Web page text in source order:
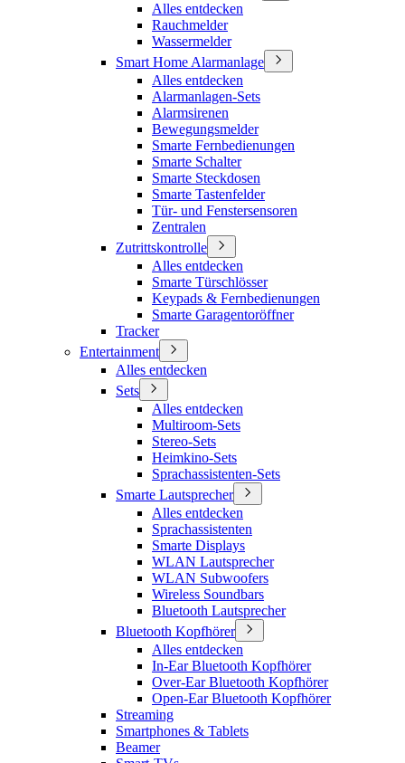
Alles entdecken
Rauchmelder
Wassermelder
Smart Home Alarmanlage
Alles entdecken
Alarmanlagen-Sets
Alarmsirenen
Bewegungsmelder
Smarte Fernbedienungen
Smarte Schalter
Smarte Steckdosen
Smarte Tastenfelder
Tür- und Fenstersensoren
Zentralen
Zutrittskontrolle
Alles entdecken
Smarte Türschlösser
Keypads & Fernbedienungen
Smarte Garagentoröffner
Tracker
Entertainment
Alles entdecken
Sets
Alles entdecken
Multiroom-Sets
Stereo-Sets
Heimkino-Sets
Sprachassistenten-Sets
Smarte Lautsprecher
Alles entdecken
Sprachassistenten
Smarte Displays
WLAN Lautsprecher
WLAN Subwoofers
Wireless Soundbars
Bluetooth Lautsprecher
Bluetooth Kopfhörer
Alles entdecken
In-Ear Bluetooth Kopfhörer
Over-Ear Bluetooth Kopfhörer
Open-Ear Bluetooth Kopfhörer
Streaming
Smartphones & Tablets
Beamer